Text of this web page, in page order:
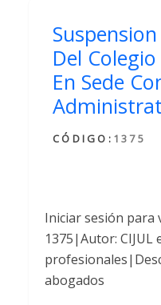
Del
En Sede
CÓDIGO: 1375
Iniciar sesión para
1375|Autor: CIJUL
abogados